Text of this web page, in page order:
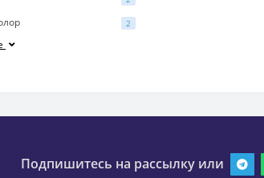
2
Подпишитесь на рассылку или